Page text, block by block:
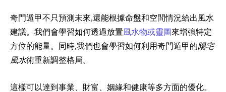
奇門遁甲不只預測未來,還能根據命盤和空間情況給出風水
建議。我們會學習如何透過放置風水物或靈圖 來增強特定
方位的能量。同時,我們也會學習如何利用奇門遁甲的陽宅
風水術重新調整格局。
這樣可以達到事業、財富、姻緣和健康等多方面的優化。